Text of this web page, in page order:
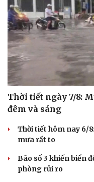
Thời tiết ngày 7/8:
đêm và sáng
Thời tiết hôm nay 6/
mưa rất to
Bão số 3 khiến biển
phòng rủi ro